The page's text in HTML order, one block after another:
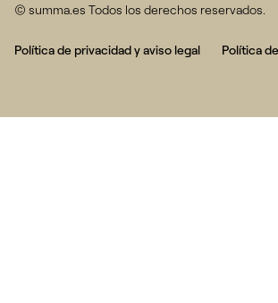
© summa.es Todos los derechos reservados.
Política de privacidad y aviso legal Política